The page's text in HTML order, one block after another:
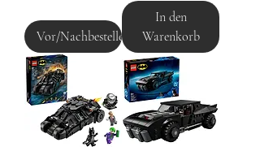
Vor/Nachbestellen
In den
Warenkorb